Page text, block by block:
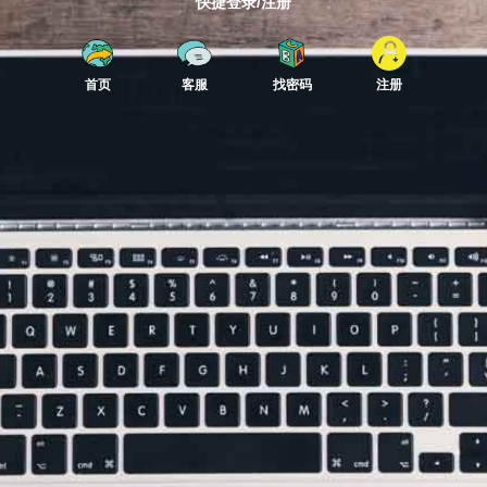
首页 客服 找密码 注册